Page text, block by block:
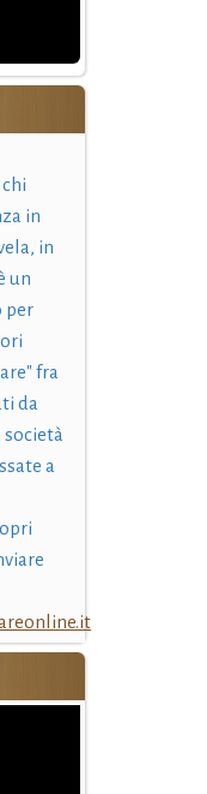
in
in
un
per
fra
da
società
a